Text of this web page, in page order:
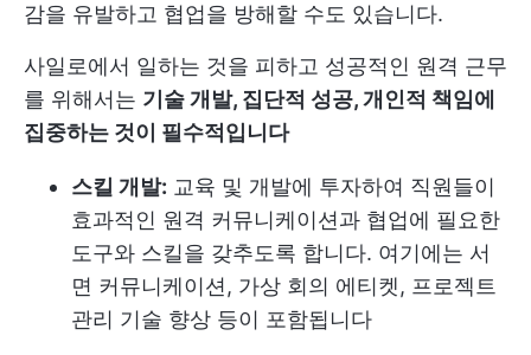
감을 유발하고 협업을 방해할 수도 있습니다.
사일로에서 일하는 것을 피하고 성공적인 원격 근무
를 위해서는 기술 개발, 집단적 성공, 개인적 책임에
집중하는 것이 필수적입니다
스킬 개발: 교육 및 개발에 투자하여 직원들이
효과적인 원격 커뮤니케이션과 협업에 필요한
도구와 스킬을 갖추도록 합니다. 여기에는 서
면 커뮤니케이션, 가상 회의 에티켓, 프로젝트
관리 기술 향상 등이 포함됩니다